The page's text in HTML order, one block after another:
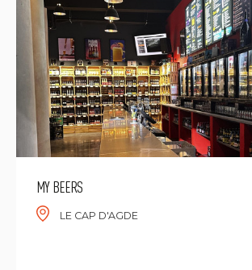
MY BEERS
LE CAP D'AGDE